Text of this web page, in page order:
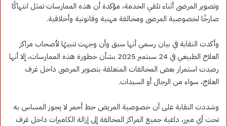
وتصوير المرضى أثناء تلقي الخدمة، مؤكدة أن هذه الممارسات تمثل انتهاكًا
صارخًا لخصوصية المرضى ومخالفة مهنية وقانونية وأخلاقية.
وأكدت النقابة في بيان رسمي أنها سبق وأن وجهت تنبيهًا لأصحاب مراكز
العلاج الطبيعي في 24 سبتمبر 2025 بشأن خطورة هذه الممارسات، إلا أنها
رصدت استمرار بعض المخالفات المتعلقة بتصوير المرضى داخل غرف
العلاج، سواء من الرجال أو السيدات.
وشددت النقابة على أن خصوصية المريض خط أحمر لا يجوز المساس به
تحت أي مبرر، داعية جميع المراكز المخالفة إلى إزالة الكاميرات داخل غرف